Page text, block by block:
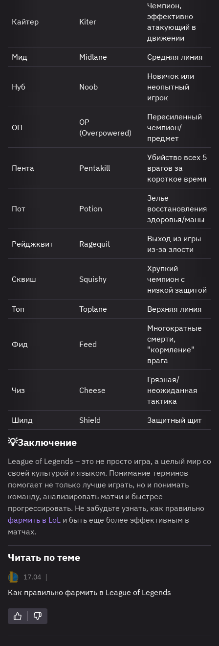
Кайтер Kiter
Чемпион,
эффективно
атакующий в
движении
Мид
Midlane Средняя линия
Нуб Noob
Новичок или
неопытный
игрок
ОП
OP
(Overpowered)
Пересиленный
чемпион/
предмет
Пента Pentakill
Убийство всех 5
врагов за
короткое время
Пот Potion
Зелье
восстановления
здоровья/маны
Рейджквит Ragequit
Выход из игры
из-за злости
Сквиш Squishy
Хрупкий
чемпион с
низкой защитой
Топ
Toplane Верхняя линия
Фид Feed
Многократные
смерти,
"кормление"
врага
Чиз Cheese
Грязная/
неожиданная
тактика
Шилд
Shield Защитный щит
💡Заключение
League of Legends – это не просто игра, а целый мир со
своей культурой и языком. Понимание терминов
помогает не только лучше играть, но и понимать
команду, анализировать матчи и быстрее
прогрессировать. Не забудьте узнать, как правильно
фармить в LoL и быть еще более эффективным в
матчах.
Читать по теме
17.04 |
Как правильно фармить в League of Legends